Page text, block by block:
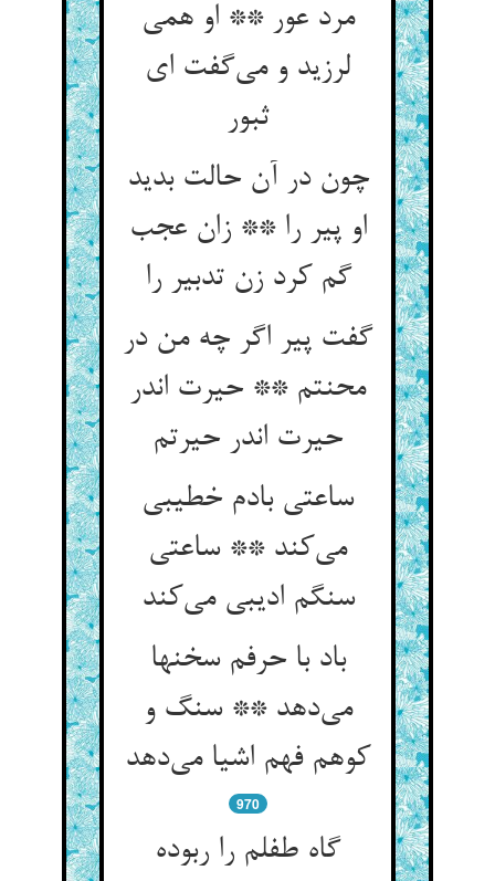
مرد عور ** او همی
لرزید و می‌گفت ای
ثبور
چون در آن حالت بدید
او پیر را ** زان عجب
گم کرد زن تدبیر را
گفت پیر اگر چه من در
محنتم ** حیرت اندر
حیرت اندر حیرتم
ساعتی بادم خطیبی
می‌کند ** ساعتی
سنگم ادیبی می‌کند
باد با حرفم سخنها
می‌دهد ** سنگ و
کوهم فهم اشیا می‌دهد
970
گاه طفلم را ربوده